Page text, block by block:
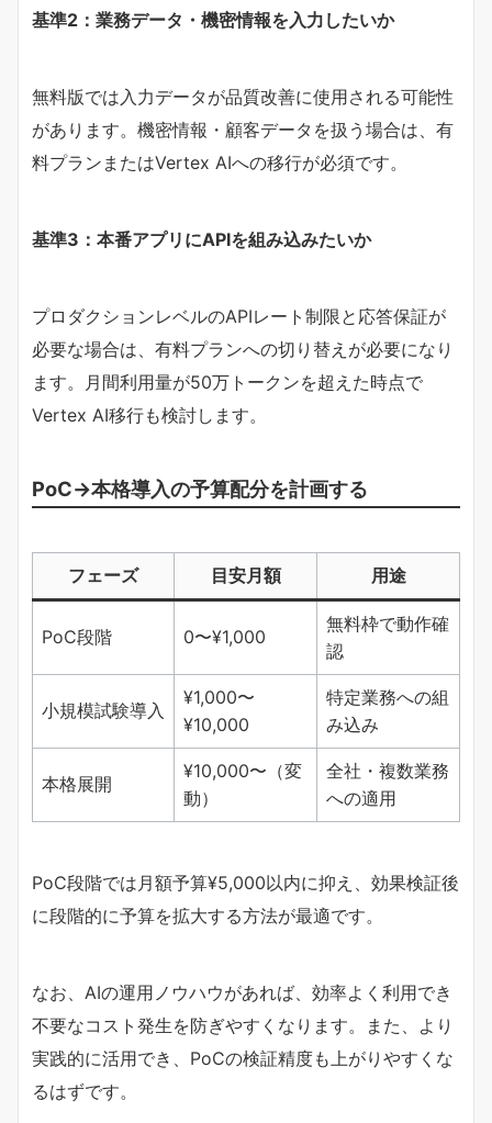
​基準2：業務データ・機密情報を入力したいか​
無料版では入力データが品質改善に使用される可能性
があります。機密情報・顧客データを扱う場合は、有
料プランまたはVertex AIへの移行が必須です。
​基準3：本番アプリにAPIを組み込みたいか​
プロダクションレベルのAPIレート制限と応答保証が
必要な場合は、有料プランへの切り替えが必要になり
ます。月間利用量が50万トークンを超えた時点で
Vertex AI移行も検討します。
PoC→本格導入の予算配分を計画する
フェーズ 目安月額 用途
PoC段階 0〜¥1,000
無料枠で動作確
認
小規模試験導入
¥1,000〜
¥10,000
特定業務への組
み込み
本格展開
¥10,000〜（変
動）
全社・複数業務
への適用
PoC段階では月額予算¥5,000以内に抑え、効果検証後
に段階的に予算を拡大する方法が最適です。
なお、AIの運用ノウハウがあれば、効率よく利用でき
不要なコスト発生を防ぎやすくなります。また、より
実践的に活用でき、PoCの検証精度も上がりやすくな
るはずです。